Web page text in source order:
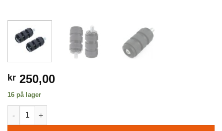
kr 250,00
16 på lager
Pegs til gear pedal i sort antall